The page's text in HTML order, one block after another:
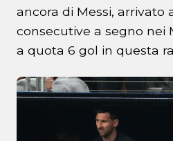
ancora di Messi, arrivato
consecutive a segno nei
a quota 6 gol in questa